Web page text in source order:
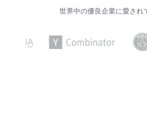
世界中の優良企業に愛され